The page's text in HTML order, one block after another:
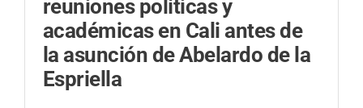
reuniones políticas y
académicas en Cali antes de
la asunción de Abelardo de la
Espriella